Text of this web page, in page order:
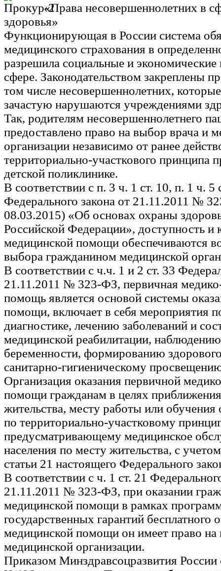
«Права несовершеннолетних в
здоровья»
Функционирующая в России система
медицинского страхования в
разрешила социальные и
сфере. Законодательством закреплены
том числе несовершеннолетних,
зачастую нарушаются учреждениями
Так, родителям несовершеннолетнего
предоставлено право на выбор врача и
организации независимо от ранее
территориально-участкового принципа
детской поликлинике.
В соответствии с п. 3 ч. 1 ст. 10, п. 1 ч. 5
Федерального закона от 21.11.2011 №
08.03.2015) «Об основах охраны
Российской Федерации», доступность и
медицинской помощи обеспечиваются
выбора гражданином медицинской
В соответствии с ч.ч. 1 и 2 ст. 33
21.11.2011 № 323-ФЗ, первичная
помощь является основой системы
помощи, включает в себя мероприятия
диагностике, лечению заболеваний и
медицинской реабилитации,
беременности, формированию
санитарно-гигиеническому
Организация оказания первичной
помощи гражданам в целях
жительства, месту работы или обучения
по территориально-участковому
предусматривающему медицинское
населения по месту жительства, с
статьи 21 настоящего Федерального
В соответствии с ч. 1 ст. 21
21.11.2011 № 323-ФЗ, при оказании
медицинской помощи в рамках
государственных гарантий бесплатного
медицинской помощи он имеет право на
медицинской организации.
Приказом Минздравсоцразвития России